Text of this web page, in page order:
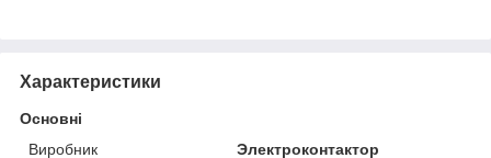
Характеристики
Основні
Виробник
Электроконтактор